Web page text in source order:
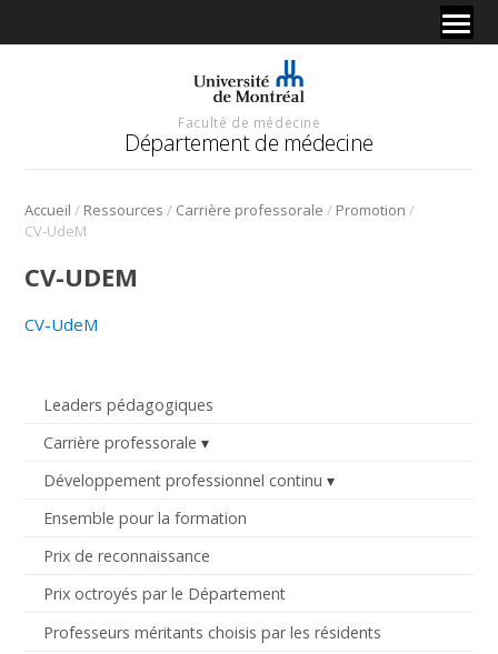
Faculté de médecine
Département de médecine
Accueil / Ressources / Carrière professorale / Promotion /
CV-UdeM
Leaders pédagogiques
Carrière professorale
Développement professionnel continu
Ensemble pour la formation
Prix de reconnaissance
Prix octroyés par le Département
Professeurs méritants choisis par les résidents
CV-UDEM
CV-UdeM